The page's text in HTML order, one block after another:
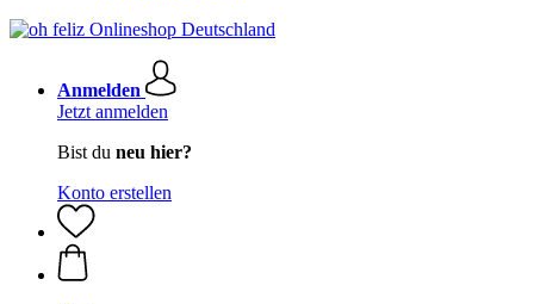
Anmelden
Jetzt anmelden
Bist du neu hier?
Konto erstellen